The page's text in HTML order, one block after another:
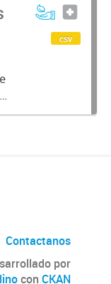
csv
Contactanos
por
con CKAN